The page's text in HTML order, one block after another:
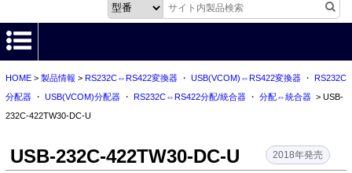
HOME
各種ダウンロード
HOME> 製品情報 > RS232C⇔RS422変換器・ USB(VCOM)⇔RS422変換器・ RS232C
分配器・ USB(VCOM)分配器・ RS232C⇔RS422分配/統合器・ 分配⇔統合器> USB-
232C-422TW30-DC-U
USB-232C-422TW30-DC-U 2018年発売